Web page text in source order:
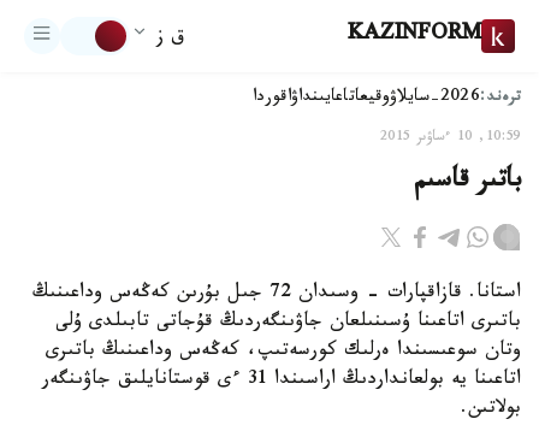
KAZINFORM ق ز
ترەند:2026-سايلاۋ وقيعاتاعايىنداۋاقوردا
10:59, 10 ءساۋىر 2015
باتىر قاسىم
استانا. قازاقپارات - وسىدان 72 جىل بۇرىن كەڭەس وداعىنىڭ
باتىرى اتاعىنا ۇسىنىلعان جاۋىنگەردىڭ قۇجاتى تابىلدى ۇلى
وتان سوعىسىندا ەرلىك كورسەتىپ، كەڭەس وداعىنىڭ باتىرى
اتاعىنا يە بولعانداردىڭ اراسىندا 31 ءى قوستانايلىق جاۋىنگەر
بولاتىن.